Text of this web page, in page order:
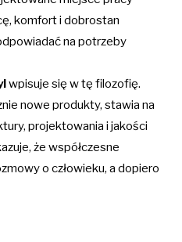
komfort i dobrostan
na potrzeby
wpisuje się w tę filozofię.
nowe produkty, stawia na
projektowania i jakości
że współczesne
o człowieku, a dopiero